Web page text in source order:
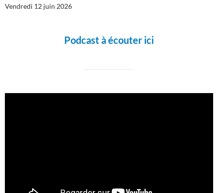
Vendredi 12 juin 2026
Podcast à écouter ici